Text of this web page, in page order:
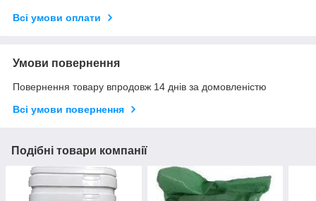
Всі умови оплати
Умови повернення
Повернення товару впродовж 14 днів за домовленістю
Всі умови повернення
Подібні товари компанії